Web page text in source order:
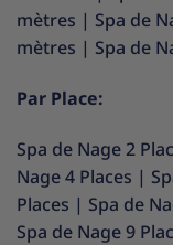
mètres | Spa de
mètres | Spa de
Par Place:
Spa de Nage 2
Nage 4 Places |
Places | Spa de
Spa de Nage 9